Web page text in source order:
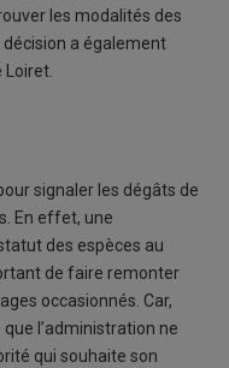
les modalités des
a également
signaler les dégâts de
En effet, une
des espèces au
de faire remonter
occasionnés. Car,
l’administration ne
qui souhaite son